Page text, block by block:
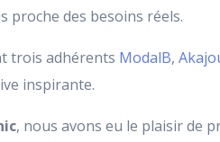
proche des besoins réels.
trois adhérents ModalB,
inspirante.
, nous avons eu le plaisir de